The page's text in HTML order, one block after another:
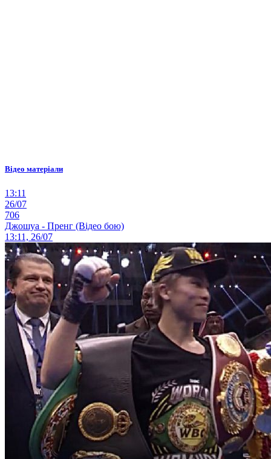
Відео матеріали
13:11
26/07
706
Джошуа - Пренг (Відео бою)
13:11, 26/07